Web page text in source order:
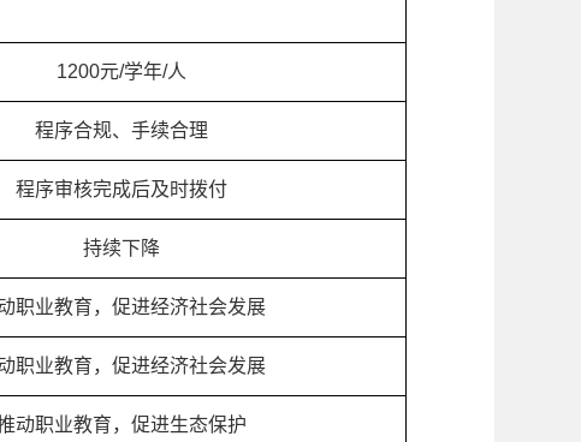
1200元/学年/人
程序合规、手续合理
程序审核完成后及时拨付
持续下降
职业教育，促进经济社会发展
职业教育，促进经济社会发展
动职业教育，促进生态保护